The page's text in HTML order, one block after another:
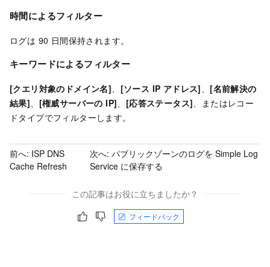
時間によるフィルター
ログは 90 日間保持されます。
キーワードによるフィルター
[クエリ対象のドメイン名]、 [ソース IP アドレス]、 [名前解決の
結果]、 [権威サーバーの IP]、 [応答ステータス]、またはレコー
ドタイプでフィルターします。
前へ: ISP DNS
Cache Refresh
次へ:パブリックゾーンのログを Simple Log
Service に保存する
この記事はお役に立ちましたか？
フィードバック